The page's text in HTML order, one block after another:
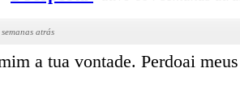
atrás
a tua vontade. Perdoai